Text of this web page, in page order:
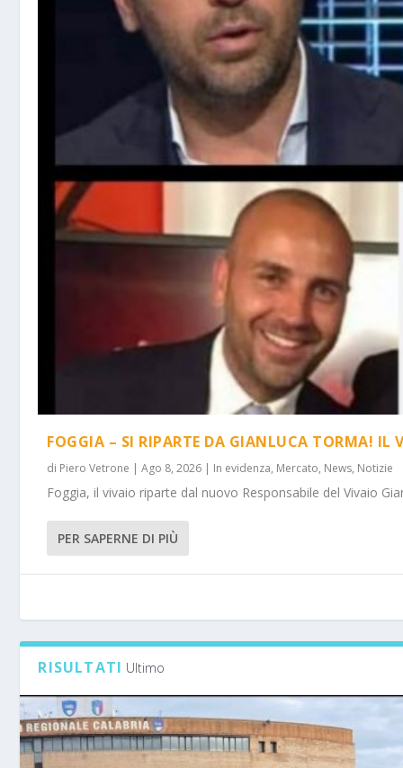
FOGGIA – SI RIPARTE DA GIANLUCA TORMA! IL
di Piero Vetrone |Ago 8, 2026 | In evidenza, Mercato, News, Notizie
Foggia, il vivaio riparte dal nuovo Responsabile del Vivaio
PER SAPERNE DI PIÙ
RISULTATI Ultimo